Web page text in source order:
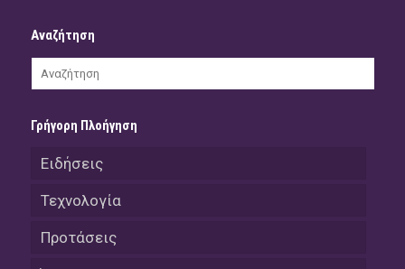
Αναζήτηση
Γρήγορη Πλοήγηση
Ειδήσεις
Τεχνολογία
Προτάσεις